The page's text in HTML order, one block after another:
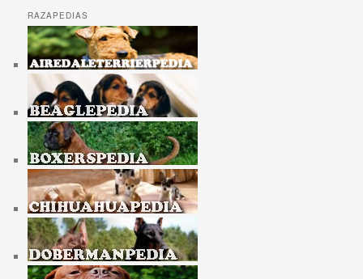
RAZAPEDIAS